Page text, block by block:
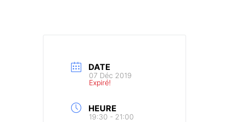
DATE
07 Déc 2019
Expiré!
HEURE
19:30 - 21:00